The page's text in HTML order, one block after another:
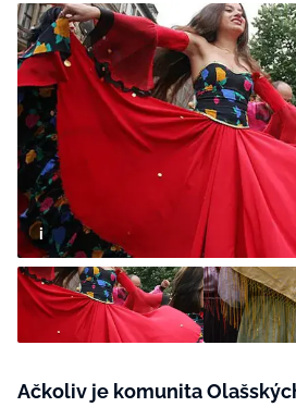
Seberozvoj
Všechny kategorie
Životní styl
ZÁBAVA
Všechny kategorie
Testy a kvízy
BYDLENÍ
Všechny kategorie
Tvoření
Rady a tipy
BurdaMedia
SVĚT ŽENY
ROČNÍ
SADA
Ačkoliv je komunita